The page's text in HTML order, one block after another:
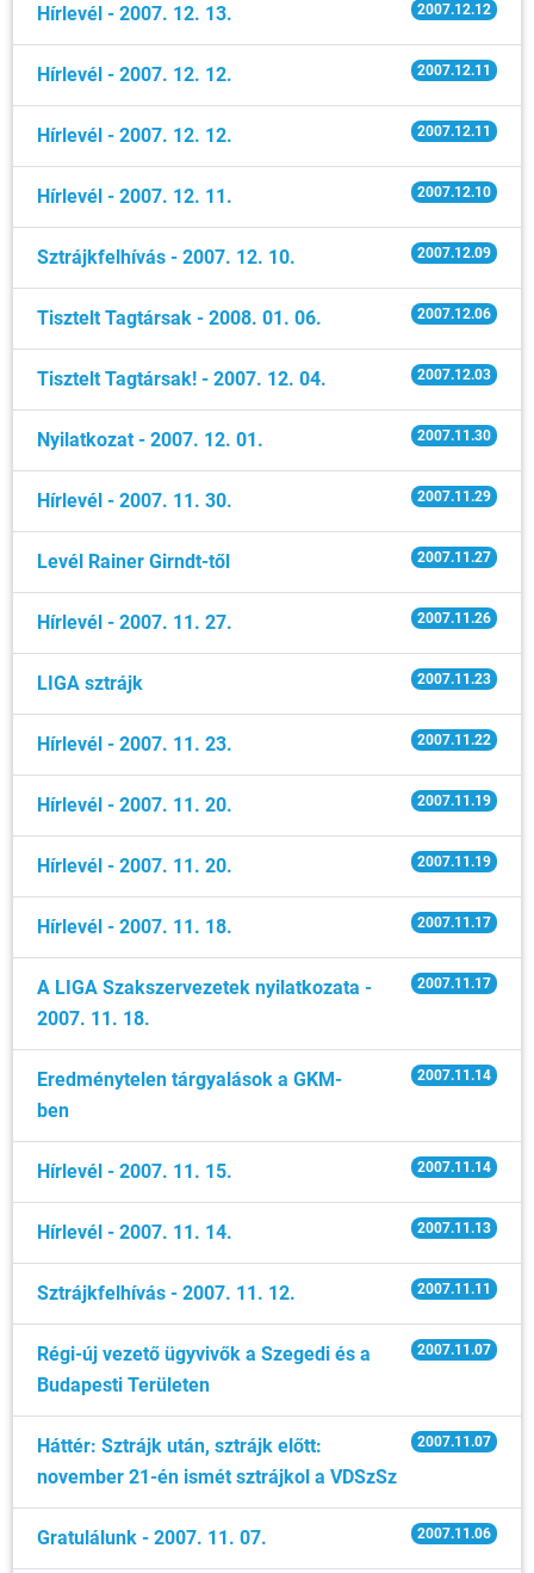
2007.12.12
Hírlevél - 2007. 12. 13.
2007.12.11
Hírlevél - 2007. 12. 12.
2007.12.11
Hírlevél - 2007. 12. 12.
2007.12.10
Hírlevél - 2007. 12. 11.
2007.12.09
Sztrájkfelhívás - 2007. 12. 10.
2007.12.06
Tisztelt Tagtársak - 2008. 01. 06.
2007.12.03
Tisztelt Tagtársak! - 2007. 12. 04.
2007.11.30
Nyilatkozat - 2007. 12. 01.
2007.11.29
Hírlevél - 2007. 11. 30.
2007.11.27
Levél Rainer Girndt-től
2007.11.26
Hírlevél - 2007. 11. 27.
2007.11.23
LIGA sztrájk
2007.11.22
Hírlevél - 2007. 11. 23.
2007.11.19
Hírlevél - 2007. 11. 20.
2007.11.19
Hírlevél - 2007. 11. 20.
2007.11.17
Hírlevél - 2007. 11. 18.
2007.11.17
A LIGA Szakszervezetek nyilatkozata -
2007. 11. 18.
2007.11.14
Eredménytelen tárgyalások a GKM-
ben
2007.11.14
Hírlevél - 2007. 11. 15.
2007.11.13
Hírlevél - 2007. 11. 14.
2007.11.11
Sztrájkfelhívás - 2007. 11. 12.
2007.11.07
Régi-új vezető ügyvivők a Szegedi és a
Budapesti Területen
2007.11.07
Háttér: Sztrájk után, sztrájk előtt:
november 21-én ismét sztrájkol a VDSzSz
2007.11.06
Gratulálunk - 2007. 11. 07.